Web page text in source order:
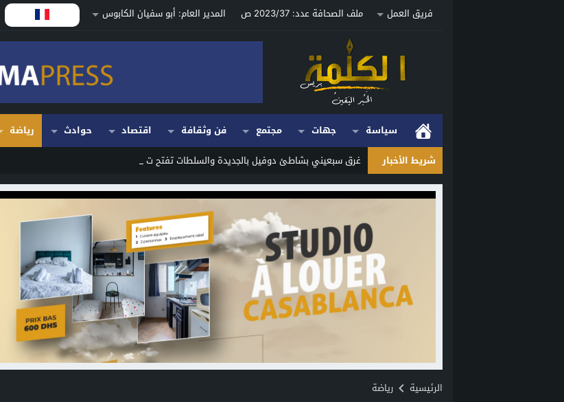
فريق العمل ملف الصحافة عدد: 2023/37 ص المدير العام: أبو سفيان الكابوس
سياسة جهات مجتمع فن وثقافة اقتصاد حوادث رياضة
شريط الأخبار
غرق سبعيني بشاطئ دوفيل بالجديدة والسلطات تفتح تحقيقاً
Stop
Next
الرئيسية رياضة